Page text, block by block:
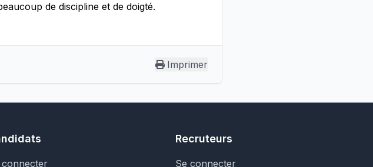
de discipline et de doigté.
Imprimer
connecter
Recruteurs
Se connecter